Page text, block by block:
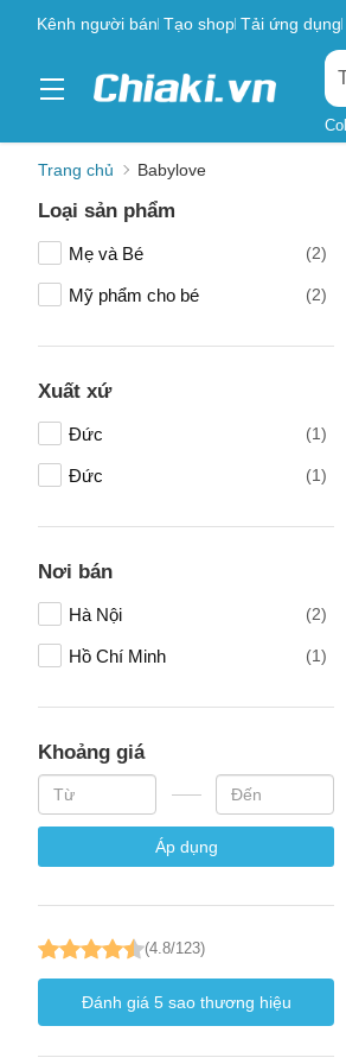
Kênh người bán Tạo shop Tải ứng dụng
Trang chủ Babylove
Loại sản phẩm
Mẹ và Bé (2)
Mỹ phẩm cho bé (2)
Xuất xứ
Đức (1)
Đức (1)
Nơi bán
Hà Nội (2)
Hồ Chí Minh (1)
Khoảng giá
Áp dụng
(4.8/123)
Đánh giá 5sao thương hiệu